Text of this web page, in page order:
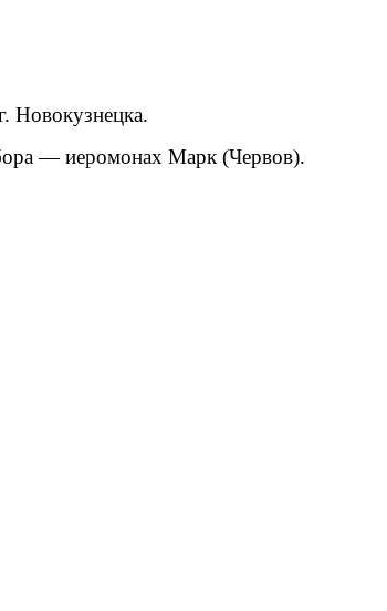
Новокузнецка.
— иеромонах Марк (Червов).